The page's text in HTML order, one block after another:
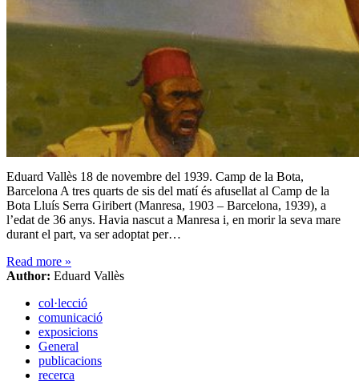
Eduard Vallès 18 de novembre del 1939. Camp de la Bota,
Barcelona A tres quarts de sis del matí és afusellat al Camp de la
Bota Lluís Serra Giribert (Manresa, 1903 – Barcelona, 1939), a
l’edat de 36 anys. Havia nascut a Manresa i, en morir la seva mare
durant el part, va ser adoptat per…
Read more »
Author: Eduard Vallès
col·lecció
comunicació
exposicions
General
publicacions
recerca